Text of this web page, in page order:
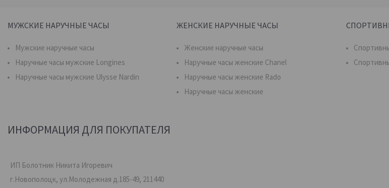
МУЖСКИЕ НАРУЧНЫЕ ЧАСЫ
Мужские наручные часы
Наручные часы мужские Longines
Наручные часы мужские Ulysse Nardin
ЖЕНСКИЕ НАРУЧНЫЕ ЧАСЫ
Женские наручные часы
Наручные часы женские Chanel
Наручные часы женские Rado
Наручные часы женские
ИНФОРМАЦИЯ ДЛЯ ПОКУПАТЕЛЯ
ИП Болотник Никита Игоревич
г.Новополоцк, ул.Молодежная д.185-49, 211440